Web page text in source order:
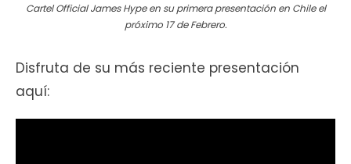
Cartel Official James Hype en su primera presentación en Chile el
próximo 17 de Febrero.
Disfruta de su más reciente presentación
aquí: